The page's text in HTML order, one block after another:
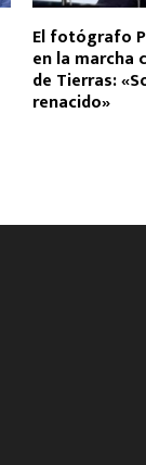
El fotógrafo
en la marcha
de Tierras:
renacido»